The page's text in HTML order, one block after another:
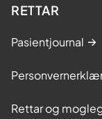
RETTAR
Pasientjournal
Rettar og